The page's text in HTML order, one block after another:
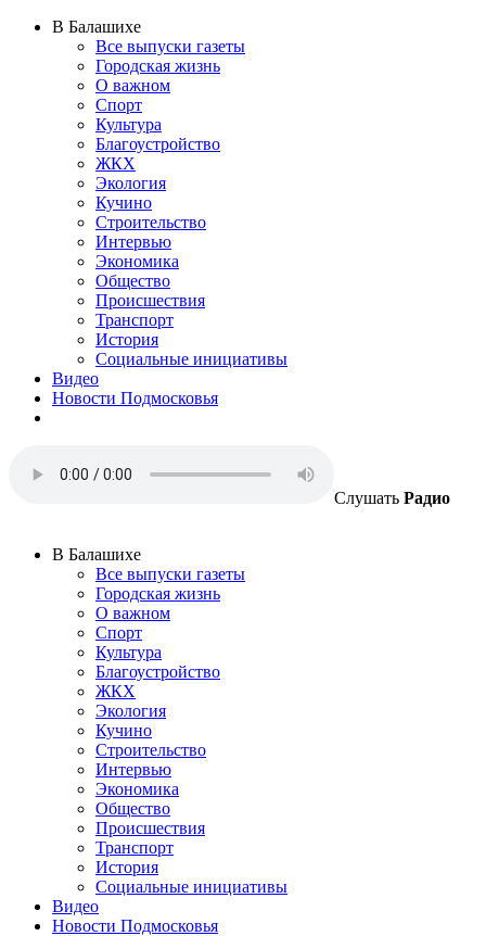
В Балашихе
Все выпуски газеты
Городская жизнь
О важном
Спорт
Культура
Благоустройство
ЖКХ
Экология
Кучино
Строительство
Интервью
Экономика
Общество
Происшествия
Транспорт
История
Социальные инициативы
Видео
Новости Подмосковья
Слушать Радио
В Балашихе
Все выпуски газеты
Городская жизнь
О важном
Спорт
Культура
Благоустройство
ЖКХ
Экология
Кучино
Строительство
Интервью
Экономика
Общество
Происшествия
Транспорт
История
Социальные инициативы
Видео
Новости Подмосковья